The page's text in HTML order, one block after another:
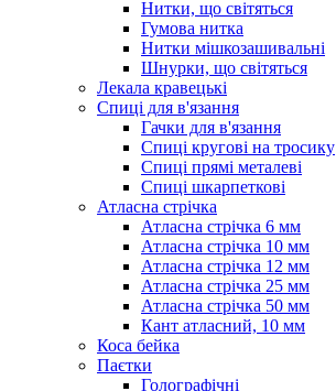
Нитки, що світяться
Гумова нитка
Нитки мішкозашивальні
Шнурки, що світяться
Лекала кравецькі
Cпиці для в'язання
Гачки для в'язання
Спиці кругові на тросику
Спиці прямі металеві
Спиці шкарпеткові
Атласна стрічка
Атласна стрічка 6 мм
Атласна стрічка 10 мм
Атласна стрічка 12 мм
Атласна стрічка 25 мм
Атласна стрічка 50 мм
Кант атласний, 10 мм
Коса бейка
Паєтки
Голографічні